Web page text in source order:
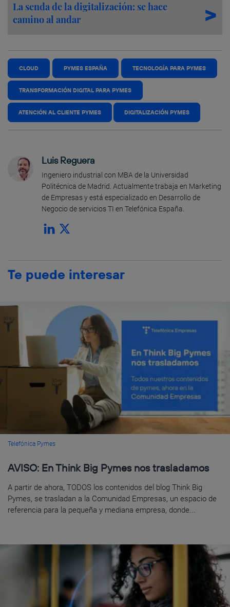
La senda de la digitalización: se hace
camino al andar
CLOUD PYMES ESPAÑA TECNOLOGÍA PARA PYMES
TRANSFORMACIÓN DIGITAL PARA PYMES
ATENCIÓN AL CLIENTE PYMES DIGITALIZACIÓN PYMES
Luis Reguera
Ingeniero industrial con MBA de la Universidad
Politécnica de Madrid. Actualmente trabaja en Marketing
de Empresas y está especializado en Desarrollo de
Negocio de servicios TI en Telefónica España.
Te puede interesar
Telefónica Pymes
AVISO: En Think Big Pymes nos trasladamos
A partir de ahora, TODOS los contenidos del blog Think Big
Pymes, se trasladan a la Comunidad Empresas, un espacio de
referencia para la pequeña y mediana empresa, donde...